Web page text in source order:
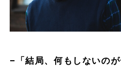
–「結局、何もしないのが